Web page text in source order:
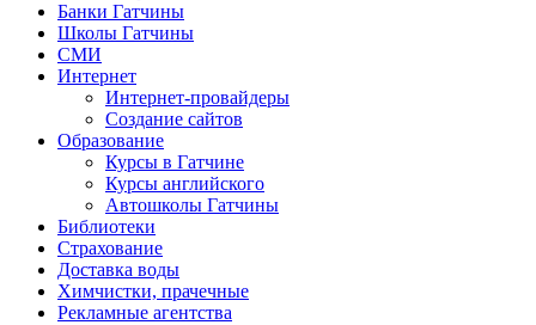
Банки Гатчины
Школы Гатчины
СМИ
Интернет
Интернет-провайдеры
Создание сайтов
Образование
Курсы в Гатчине
Курсы английского
Автошколы Гатчины
Библиотеки
Страхование
Доставка воды
Химчистки, прачечные
Рекламные агентства